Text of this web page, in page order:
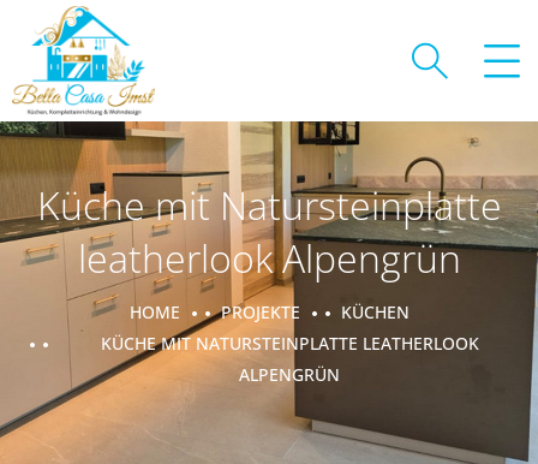
Küche mit Natursteinplatte
leatherlook Alpengrün
HOME PROJEKTE
KÜCHEN
KÜCHE MIT NATURSTEINPLATTE LEATHERLOOK
ALPENGRÜN